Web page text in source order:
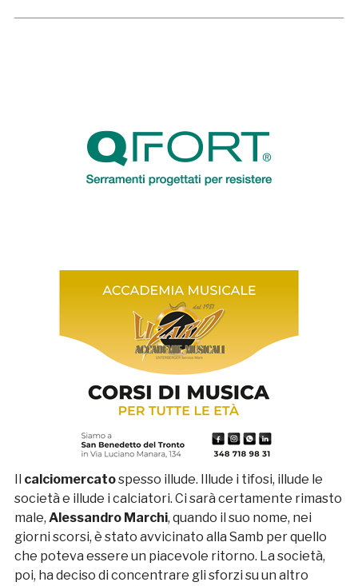
calciomercatospesso illude. Illude i tifosi, illude le
società e illude i calciatori. Ci sarà certamente rimasto
male, Alessandro Marchi, quando il suo nome, nei
giorni scorsi, è stato avvicinato alla Samb per quello
che poteva essere un piacevole ritorno. La società,
poi, ha deciso di concentrare gli sforzi su un altro